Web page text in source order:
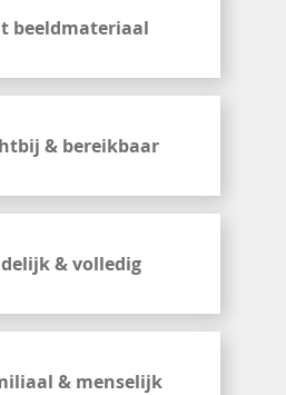
beeldmateriaal
& bereikbaar
& volledig
& menselijk